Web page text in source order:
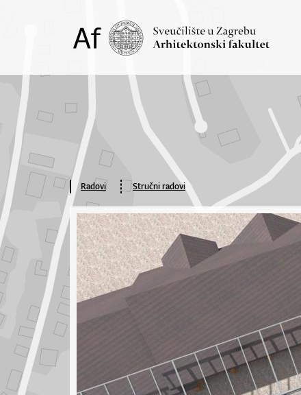
Radovi Stručni radovi